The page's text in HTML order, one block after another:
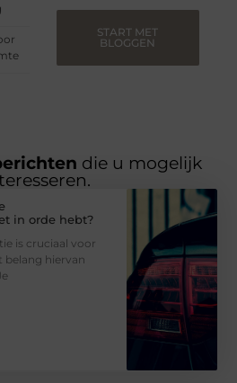
START MET
BLOGGEN
die u mogelijk
in orde hebt?
is cruciaal voor
belang hiervan